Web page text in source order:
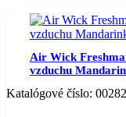
Air Wick
vzduchu
Katalógové číslo: 00282